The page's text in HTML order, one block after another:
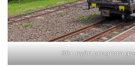
30+ nyári program